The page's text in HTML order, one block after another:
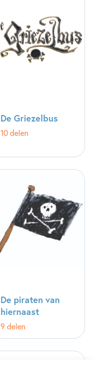
De Griezelbus
10 delen
De piraten van
hiernaast
9 delen